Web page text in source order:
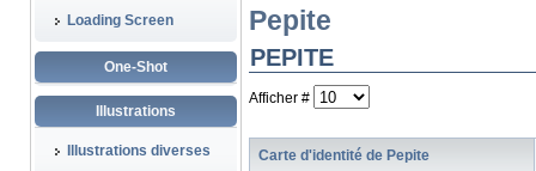
Loading Screen
One-Shot
Illustrations
Illustrations diverses
Pepite
PEPITE
Afficher #
Carte d'identité de Pepite